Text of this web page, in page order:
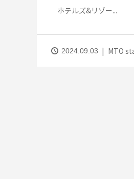
ホテルズ&リゾー...
2024.09.03 MTO